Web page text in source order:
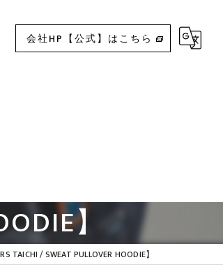
会社HP【公式】はこちら
】
TAICHI / SWEAT PULLOVER HOODIE】